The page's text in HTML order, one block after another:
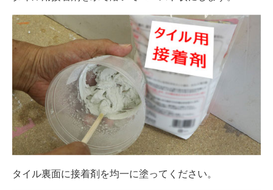
タイル裏面に接着剤を均一に塗ってください。